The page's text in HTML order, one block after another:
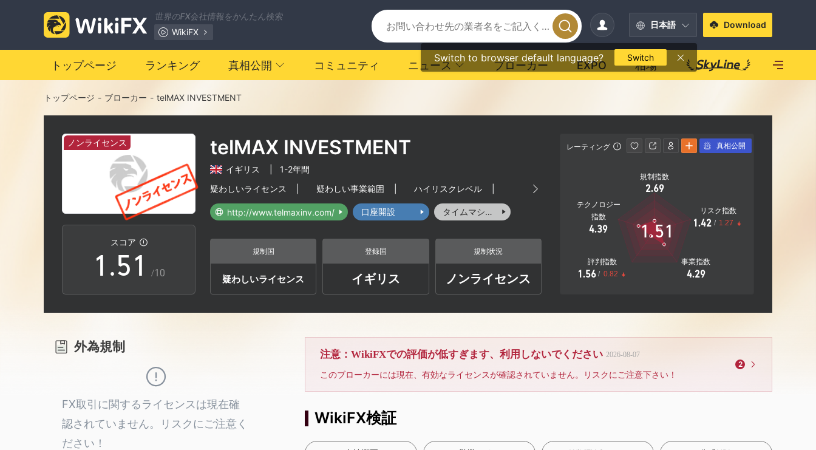
世界のFX会社情報をかんたん検索
WikiFX
日本語
Switch to browser default language? Switch
Download
トップページ ランキング 真相公開 コミュニティ ニュース ブローカー EXPO 相場
トップページ - ブローカー - telMAX INVESTMENT
ノンライセンス
スコア
0
1
2
3
5
6
.
0
1
2
3
4
5
6
7
9
0
1
2
4
5
6
/10
telMAX INVESTMENT
イギリス
1-2年間
疑わしいライセンス
疑わしい事業範囲 ハイリスクレベル
http://www.telmaxinv.com/ 口座開設 タイムマシーン
規制国
疑わしいライセンス
登録国
イギリス
規制状況
ノンライセンス
レーティング
規制指数
2.69
テクノロジー
指数
4.39
評判指数
1.56 / 0.82
事業指数
4.29
リスク指数
1.42 / 1.27
1.51
真相公開
外為規制
FX取引に関するライセンスは現在確
認されていません。リスクにご注意く
ださい！
注意：WikiFXでの評価が低すぎます、利用しないでください 2026-08-07
このブローカーには現在、有効なライセンスが確認されていません。リスクにご注意下さい！
2
WikiFX検証